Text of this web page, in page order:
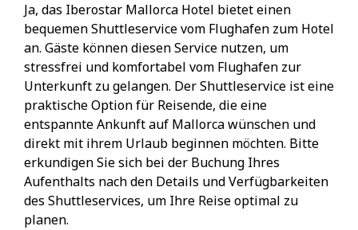
Ja, das Iberostar Mallorca Hotel bietet einen
bequemen Shuttleservice vom Flughafen zum Hotel
an. Gäste können diesen Service nutzen, um
stressfrei und komfortabel vom Flughafen zur
Unterkunft zu gelangen. Der Shuttleservice ist eine
praktische Option für Reisende, die eine
entspannte Ankunft auf Mallorca wünschen und
direkt mit ihrem Urlaub beginnen möchten. Bitte
erkundigen Sie sich bei der Buchung Ihres
Aufenthalts nach den Details und Verfügbarkeiten
des Shuttleservices, um Ihre Reise optimal zu
planen.